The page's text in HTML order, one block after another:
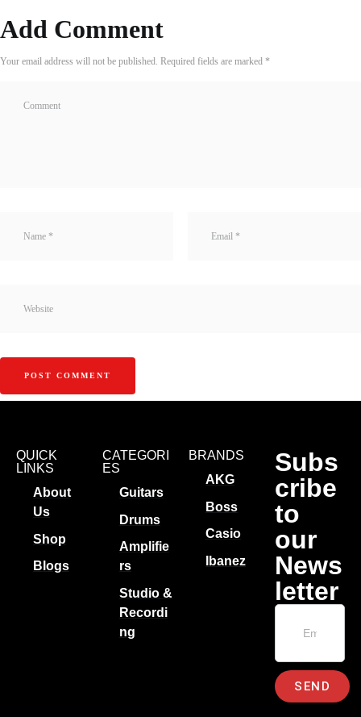
Add Comment
Your email address will not be published. Required fields are marked *
QUICK
LINKS
About
Us
Shop
Blogs
CATEGORI
ES
Guitars
Drums
Amplifie
rs
Studio &
Recordi
ng
BRANDS
AKG
Boss
Casio
Ibanez
Subs
cribe
to
our
News
letter
SEND